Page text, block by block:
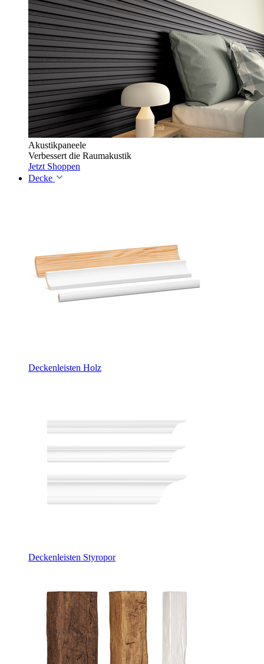
Akustikpaneele
Verbessert die Raumakustik
Jetzt Shoppen
Decke
Deckenleisten Holz
Deckenleisten Styropor